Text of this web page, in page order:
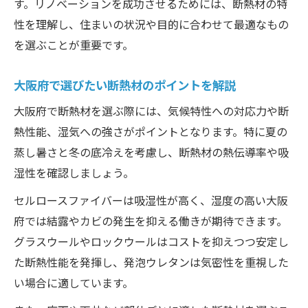
性を理解し、住まいの状況や目的に合わせて最適なもの
を選ぶことが重要です。
大阪府で選びたい断熱材のポイントを解説
大阪府で断熱材を選ぶ際には、気候特性への対応力や断
熱性能、湿気への強さがポイントとなります。特に夏の
蒸し暑さと冬の底冷えを考慮し、断熱材の熱伝導率や吸
湿性を確認しましょう。
セルロースファイバーは吸湿性が高く、湿度の高い大阪
府では結露やカビの発生を抑える働きが期待できます。
グラスウールやロックウールはコストを抑えつつ安定し
た断熱性能を発揮し、発泡ウレタンは気密性を重視した
い場合に適しています。